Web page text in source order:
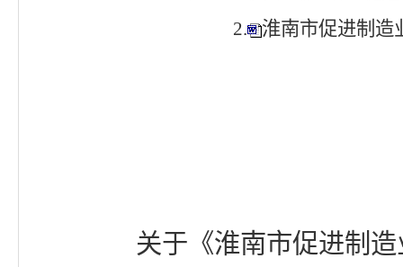
2.
淮南市促进制造
关于《淮南市促进制